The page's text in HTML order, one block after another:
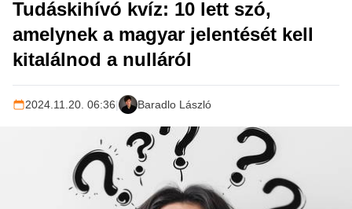
Tudáskihívó kvíz: 10 lett szó,
amelynek a magyar jelentését kell
kitalálnod a nulláról
2024.11.20. 06:36| Baradlo László